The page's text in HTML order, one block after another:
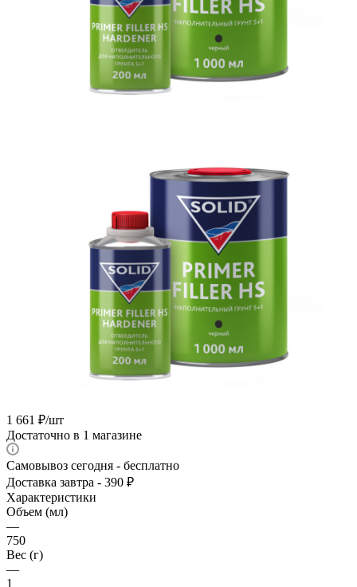
1 661 ₽/шт
Достаточно в 1 магазине
Самовывоз сегодня - бесплатно
Доставка завтра - 390 ₽
Характеристики
Объем (мл)
—
750
Вес (г)
—
1